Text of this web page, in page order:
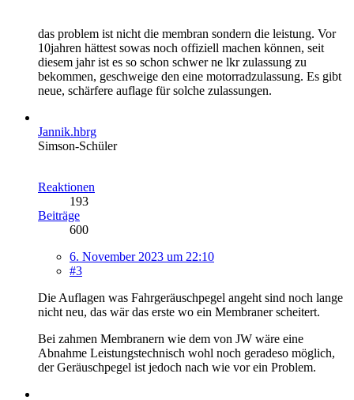
das problem ist nicht die membran sondern die leistung. Vor
10jahren hättest sowas noch offiziell machen können, seit
diesem jahr ist es so schon schwer ne lkr zulassung zu
bekommen, geschweige den eine motorradzulassung. Es gibt
neue, schärfere auflage für solche zulassungen.
Jannik.hbrg
Simson-Schüler
Reaktionen
193
Beiträge
600
6. November 2023 um 22:10
#3
Die Auflagen was Fahrgeräuschpegel angeht sind noch lange
nicht neu, das wär das erste wo ein Membraner scheitert.
Bei zahmen Membranern wie dem von JW wäre eine
Abnahme Leistungstechnisch wohl noch geradeso möglich,
der Geräuschpegel ist jedoch nach wie vor ein Problem.